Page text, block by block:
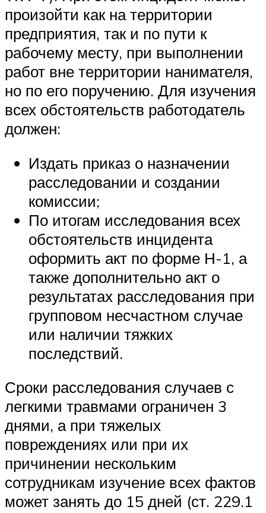
произойти как на территории
предприятия, так и по пути к
рабочему месту, при выполнении
работ вне территории нанимателя,
но по его поручению. Для изучения
всех обстоятельств работодатель
должен:
Издать приказ о назначении
расследовании и создании
комиссии;
По итогам исследования всех
обстоятельств инцидента
оформить акт по форме Н-1, а
также дополнительно акт о
результатах расследования при
групповом несчастном случае
или наличии тяжких
последствий.
Сроки расследования случаев с
легкими травмами ограничен 3
днями, а при тяжелых
повреждениях или при их
причинении нескольким
сотрудникам изучение всех фактов
может занять до 15 дней (ст. 229.1